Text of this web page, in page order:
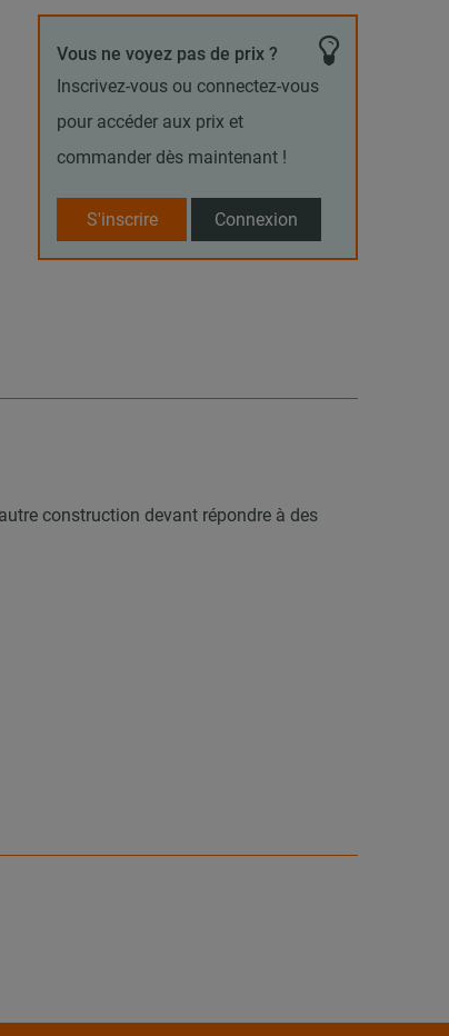
Vous ne voyez pas de prix ?
Inscrivez-vous ou connectez-vous
pour accéder aux prix et
commander dès maintenant !
S'inscrire Connexion
construction devant répondre à des